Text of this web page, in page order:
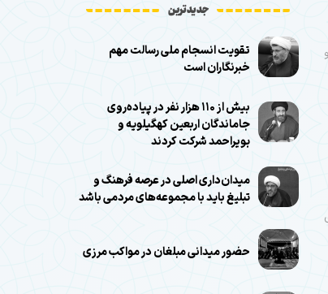
جدیدترین
تقویت انسجام ملی رسالت مهم
خبرنگاران است
بیش از ۱۱۰ هزار نفر در پیاده‌روی
جاماندگان اربعین کهگیلویه و
بویراحمد شرکت کردند
میدان‌داری اصلی در عرصه فرهنگ و
تبلیغ باید با مجموعه‌های مردمی باشد
حضور میدانی مبلغان در مواکب مرزی